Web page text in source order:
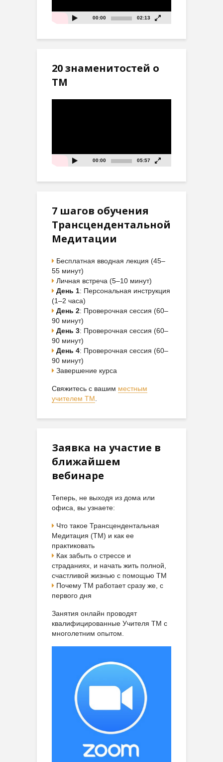
00:00 02:13
20 знаменитостей о
ТМ
00:00 05:57
7 шагов обучения
Трансцендентальной
Медитации
Бесплатная вводная лекция (45–
55 минут)
Личная встреча (5–10 минут)
День 1: Персональная инструкция
(1–2 часа)
День 2: Проверочная сессия (60–
90 минут)
День 3: Проверочная сессия (60–
90 минут)
День 4: Проверочная сессия (60–
90 минут)
Завершение курса
Свяжитесь с вашим местным
учителем ТМ.
Заявка на участие в
ближайшем
вебинаре
Теперь, не выходя из дома или
офиса, вы узнаете:
Что такое Трансцендентальная
Медитация (ТМ) и как ее
практиковать
Как забыть о стрессе и
страданиях, и начать жить полной,
счастливой жизнью с помощью ТМ
Почему ТМ работает сразу же, с
первого дня
Занятия онлайн проводят
квалифицированные Учителя ТМ с
многолетним опытом.